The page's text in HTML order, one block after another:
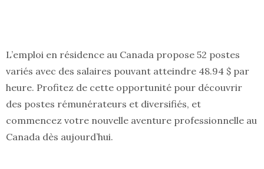
L’emploi en résidence au Canada propose 52 postes
variés avec des salaires pouvant atteindre 48.94 $ par
heure. Profitez de cette opportunité pour découvrir
des postes rémunérateurs et diversifiés, et
commencez votre nouvelle aventure professionnelle au
Canada dès aujourd’hui.